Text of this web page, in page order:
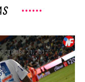
EN EL HIDALGO
21, 2017